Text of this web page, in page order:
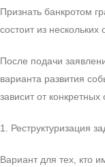
Признать банкротом
состоит из нескольких
После подачи
варианта развития
зависит от
1. Реструктуризация
Вариант для тех, кто